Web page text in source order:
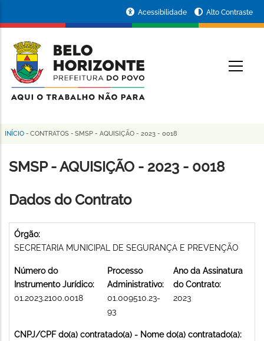
conteúdo
principal
da
Prefeitura
de
Horizonte
Acessibilidade Alto Contraste
Trilha
de
INÍCIO - CONTRATOS - SMSP - AQUISIÇÃO - 2023 - 0018
SMSP - AQUISIÇÃO - 2023 - 0018
Dados do Contrato
Órgão:
SECRETARIA MUNICIPAL DE SEGURANÇA E PREVENÇÃO
Número do
Instrumento Jurídico:
01.2023.2100.0018
Processo
Administrativo:
01.009510.23-
93
Ano da Assinatura
do Contrato:
2023
CNPJ/CPF do(a) contratado(a) - Nome do(a) contratado(a):